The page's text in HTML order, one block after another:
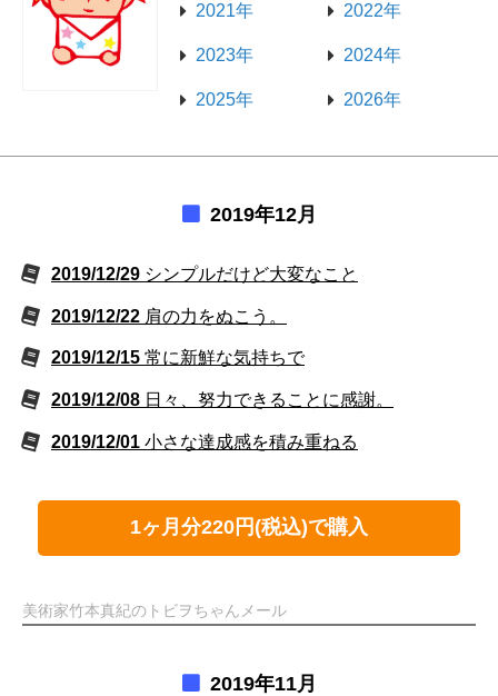
2021年 2022年
2023年 2024年
2025年 2026年
2019年12月
2019/12/29 シンプルだけど大変なこと
2019/12/22 肩の力をぬこう。
2019/12/15 常に新鮮な気持ちで
2019/12/08 日々、努力できることに感謝。
2019/12/01 小さな達成感を積み重ねる
1ヶ月分220円(税込)で購入
美術家竹本真紀のトビヲちゃんメール
2019年11月